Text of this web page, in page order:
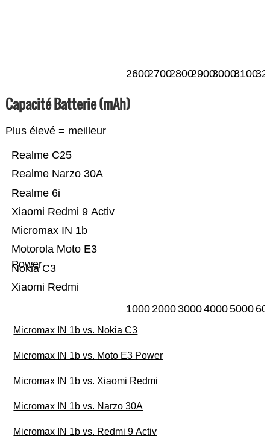
260027002800290030003100
Capacité Batterie (mAh)
Plus élevé = meilleur
Xiaomi Redmi
Nokia C3
Motorola Moto E3
Power
Micromax IN 1b
Xiaomi Redmi 9 Activ
Realme 6i
Realme Narzo 30A
Realme C25
10002000300040005000
Micromax IN 1b vs. Nokia C3
Micromax IN 1b vs. Moto E3 Power
Micromax IN 1b vs. Xiaomi Redmi
Micromax IN 1b vs. Narzo 30A
Micromax IN 1b vs. Redmi 9 Activ